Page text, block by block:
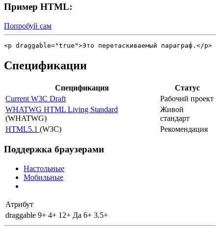
Пример HTML:
Попробуй сам
Спецификации
Спецификация
Статус
Current W3C Draft
Рабочий проект
WHATWG HTML Living Standard
(WHATWG)
Живой
стандарт
HTML5.1 (W3C) Рекомендация
Поддержка браузерами
Настольные
Мобильные
Атрибут
draggable 9+ 4+ 12+ Да 6+ 3.5+